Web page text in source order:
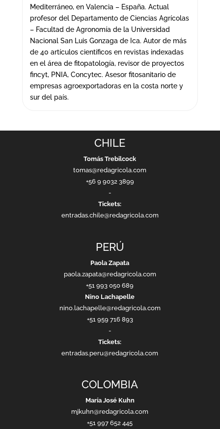
Mediterráneo, en Valencia – España. Actual
profesor del Departamento de Ciencias Agrícolas
– Facultad de Agronomía de la Universidad
Nacional San Luis Gonzaga de Ica. Autor de más
de 40 artículos científicos en revistas indexadas
en el área de fitopatología, revisor de proyectos
fincyt, PNIA, Concytec. Asesor fitosanitario de
empresas agroexportadoras en la costa norte y
sur del país.
CHILE
Tomás Trebilcock
tomas@redagricola.com
+56 9 9032 3899
-
Tickets:
entradas.chile@redagricola.com
PERÚ
Paola Zapata
paola.zapata@redagricola.com
+51 993 050 689
Nino Lachapelle
nino.lachapelle@redagricola.com
+51 959 716 893
-
Tickets:
entradas.peru@redagricola.com
COLOMBIA
María José Kuhn
mjkuhn@redagricola.com
+51 997 652 445